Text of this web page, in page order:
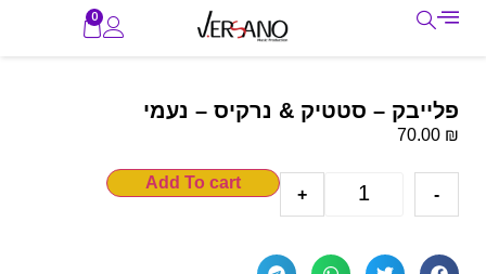
0
פלייבק – סטטיק & נרקיס – נעמי
70.00 ₪
-
+
Add To cart